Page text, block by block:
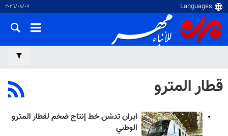
٠٧‏/٠٨‏/٢٠٢٦
قطار المترو
ایران تدشن خط إنتاج ضخم لقطار المترو
الوطني